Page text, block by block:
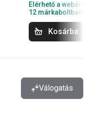
Elérhető a
12 márkaboltban
Kosárba
Válogatás